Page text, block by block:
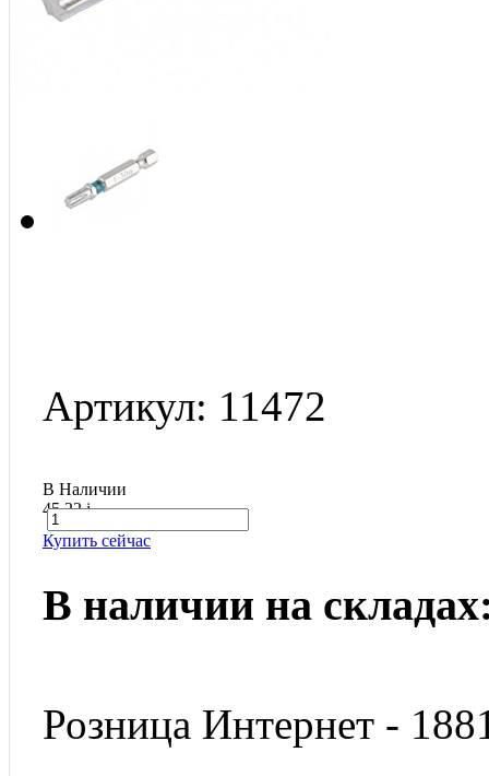
Артикул: 11472
В Наличии
45.22i
Купить сейчас
В наличии на
Розница Интернет -